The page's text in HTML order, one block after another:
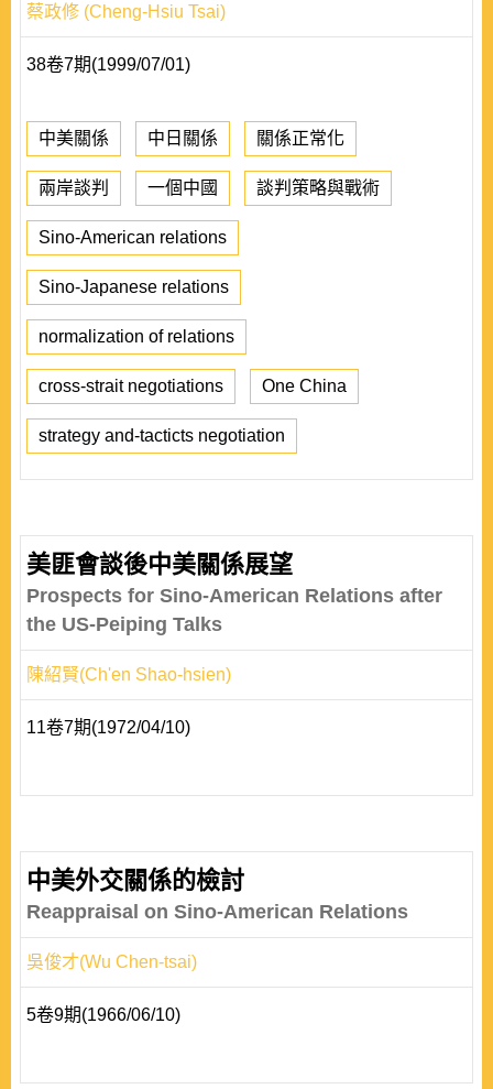
蔡政修 (Cheng-Hsiu Tsai)
38卷7期(1999/07/01)
中美關係 中日關係 關係正常化
兩岸談判 一個中國 談判策略與戰術
Sino-American relations
Sino-Japanese relations
normalization of relations
cross-strait negotiations One China
strategy and-tacticts negotiation
美匪會談後中美關係展望
Prospects for Sino-American Relations after
the US-Peiping Talks
陳紹賢(Ch'en Shao-hsien)
11卷7期(1972/04/10)
中美外交關係的檢討
Reappraisal on Sino-American Relations
吳俊才(Wu Chen-tsai)
5卷9期(1966/06/10)